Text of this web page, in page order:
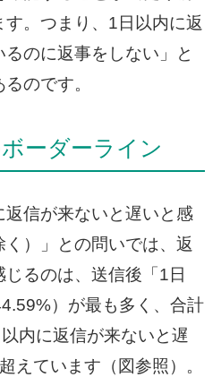
。つまり、1日以内に返
のに返事をしない」と
のです。
ーダーライン
信が来ないと遅いと感
く）」との問いでは、返
るのは、送信後「1日
）が最も多く、合計
内に返信が来ないと遅
えています（図参照）。